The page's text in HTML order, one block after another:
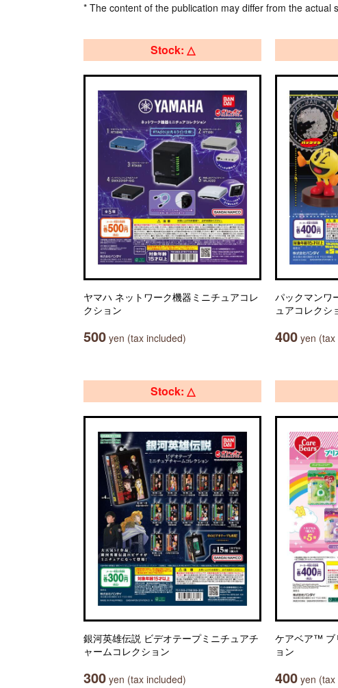
* The content of the publication may differ from the actual
Stock: △
ヤマハ ネットワーク機器ミニチュアコレ
クション
500 yen (tax included)
パックマンワ
ュアコレクシ
400 yen (tax
Stock: △
銀河英雄伝説 ビデオテープミニチュアチ
ャームコレクション
300 yen (tax included)
ケアベア™ ブ
ョン
400 yen (tax